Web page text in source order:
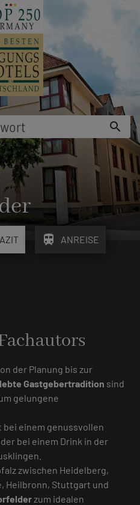
search
train ANREISE
der Planung bis zur
Gastgebertradition sind
gelungene
bei einem genussvollen
bei einem Drink in der
zwischen Heidelberg,
Heilbronn, Stuttgart und
zum idealen